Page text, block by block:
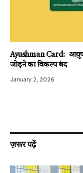
Ayushman Card:
जोड़ने का विकल्प बंद
January 2, 2026
ज़रूर पढ़ें